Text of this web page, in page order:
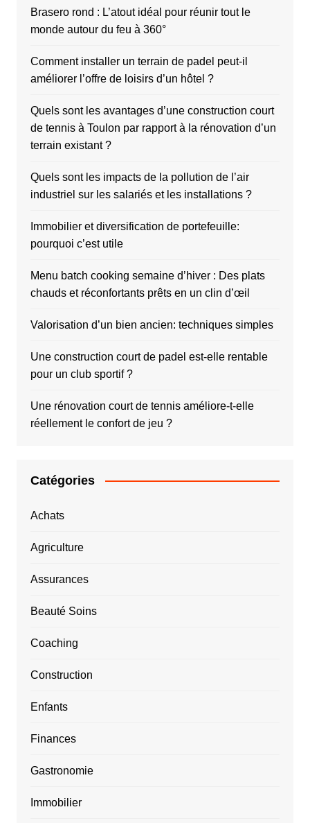
Brasero rond : L’atout idéal pour réunir tout le
monde autour du feu à 360°
Comment installer un terrain de padel peut-il
améliorer l’offre de loisirs d’un hôtel ?
Quels sont les avantages d’une construction court
de tennis à Toulon par rapport à la rénovation d’un
terrain existant ?
Quels sont les impacts de la pollution de l’air
industriel sur les salariés et les installations ?
Immobilier et diversification de portefeuille:
pourquoi c’est utile
Menu batch cooking semaine d’hiver : Des plats
chauds et réconfortants prêts en un clin d’œil
Valorisation d’un bien ancien: techniques simples
Une construction court de padel est-elle rentable
pour un club sportif ?
Une rénovation court de tennis améliore-t-elle
réellement le confort de jeu ?
Catégories
Achats
Agriculture
Assurances
Beauté Soins
Coaching
Construction
Enfants
Finances
Gastronomie
Immobilier